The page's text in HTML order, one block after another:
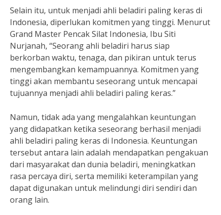
Selain itu, untuk menjadi ahli beladiri paling keras di
Indonesia, diperlukan komitmen yang tinggi. Menurut
Grand Master Pencak Silat Indonesia, Ibu Siti
Nurjanah, “Seorang ahli beladiri harus siap
berkorban waktu, tenaga, dan pikiran untuk terus
mengembangkan kemampuannya. Komitmen yang
tinggi akan membantu seseorang untuk mencapai
tujuannya menjadi ahli beladiri paling keras.”
Namun, tidak ada yang mengalahkan keuntungan
yang didapatkan ketika seseorang berhasil menjadi
ahli beladiri paling keras di Indonesia. Keuntungan
tersebut antara lain adalah mendapatkan pengakuan
dari masyarakat dan dunia beladiri, meningkatkan
rasa percaya diri, serta memiliki keterampilan yang
dapat digunakan untuk melindungi diri sendiri dan
orang lain.